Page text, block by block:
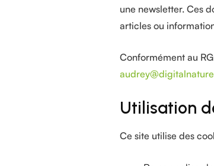
une newsletter. Ces
articles ou
Conformément au
Utilisation
Ce site utilise des